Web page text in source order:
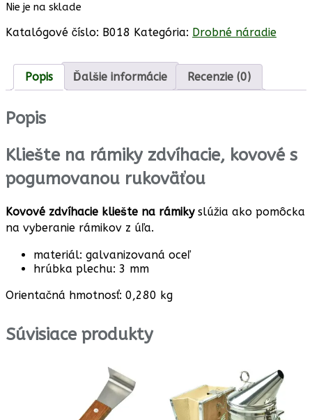
Nie je na sklade
Katalógové číslo: B018 Kategória: Drobné náradie
Popis Ďalšie informácie Recenzie (0)
Popis
Kliešte na rámiky zdvíhacie, kovové s
pogumovanou rukoväťou
Kovové zdvíhacie kliešte na rámikyslúžia ako pomôcka
na vyberanie rámikov z úľa.
materiál: galvanizovaná oceľ
hrúbka plechu: 3 mm
Orientačná hmotnosť: 0,280 kg
Súvisiace produkty